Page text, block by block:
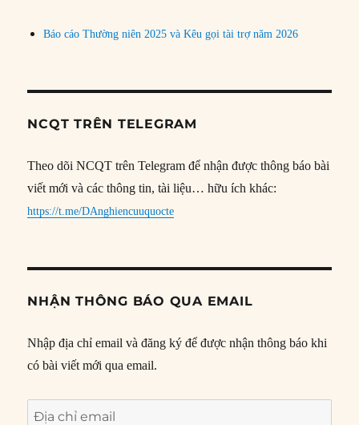
Báo cáo Thường niên 2025 và Kêu gọi tài trợ năm 2026
NCQT TRÊN TELEGRAM
Theo dõi NCQT trên Telegram để nhận được thông báo bài
viết mới và các thông tin, tài liệu… hữu ích khác:
https://t.me/DAnghiencuuquocte
NHẬN THÔNG BÁO QUA EMAIL
Nhập địa chỉ email và đăng ký để được nhận thông báo khi
có bài viết mới qua email.
Địa